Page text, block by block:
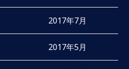
2017年7月
2017年5月